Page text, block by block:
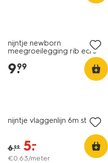
nijntje newborn
meegroeilegging rib ecru
9.
99
nijntje vlaggenlijn 6m stof
6.99 5.
–
€0.63/meter